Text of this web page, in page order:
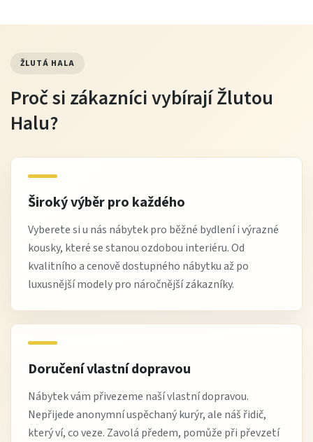
ŽLUTÁ HALA
Proč si zákazníci vybírají Žlutou
Halu?
Široký výběr pro každého
Vyberete si u nás nábytek pro běžné bydlení i výrazné
kousky, které se stanou ozdobou interiéru. Od
kvalitního a cenově dostupného nábytku až po
luxusnější modely pro náročnější zákazníky.
Doručení vlastní dopravou
Nábytek vám přivezeme naší vlastní dopravou.
Nepřijede anonymní uspěchaný kurýr, ale náš řidič,
který ví, co veze. Zavolá předem, pomůže při převzetí